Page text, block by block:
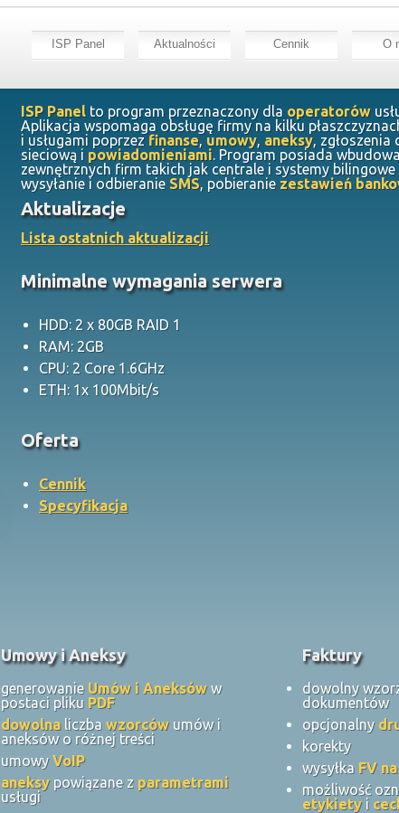
ISP Panel Aktualności Cennik O
ISP Panel to program przeznaczony dla operatorów
Aplikacja wspomaga obsługę firmy na kilku
i usługami poprzezfinanse, umowy, aneksy,
sieciową i powiadomieniami. Program posiada
zewnętrznych firm takich jak centrale i systemy bilingowe
wysyłanie i odbieranie SMS, pobieranie zestawień
Aktualizacje
Lista ostatnich aktualizacji
Minimalne wymagania serwera
HDD: 2 x 80GB RAID 1
RAM: 2GB
CPU: 2 Core 1.6GHz
ETH: 1x 100Mbit/s
Oferta
Cennik
Specyfikacja
Umowy i Aneksy
generowanie Umów i Aneksów w
postaci pliku PDF
dowolnaliczba wzorców umów i
aneksów o różnej treści
umowyVoIP
aneksypowiązane z parametrami
usługi
Faktury
dowolny
dokumentów
opcjonalny
korekty
wysyłka FV
możliwość
etykietyi